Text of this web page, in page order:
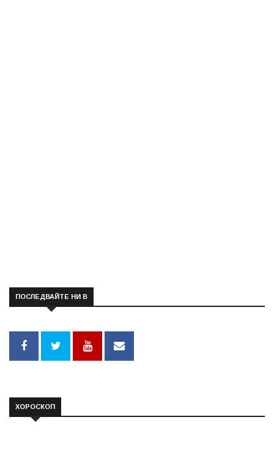
ПОСЛЕДВАЙТЕ НИ В
ХОРОСКОП